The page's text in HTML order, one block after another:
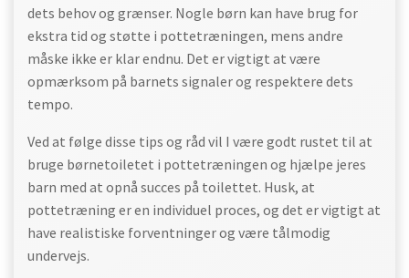
dets behov og grænser. Nogle børn kan have brug for
ekstra tid og støtte i pottetræningen, mens andre
måske ikke er klar endnu. Det er vigtigt at være
opmærksom på barnets signaler og respektere dets
tempo.
Ved at følge disse tips og råd vil I være godt rustet til at
bruge børnetoiletet i pottetræningen og hjælpe jeres
barn med at opnå succes på toilettet. Husk, at
pottetræning er en individuel proces, og det er vigtigt at
have realistiske forventninger og være tålmodig
undervejs.